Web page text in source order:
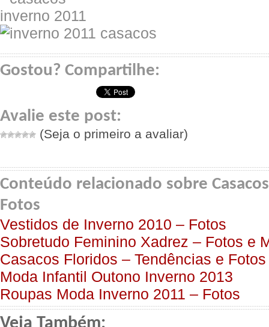
Gostou? Compartilhe:
Avalie este post:
(Seja o primeiro a avaliar)
Conteúdo relacionado sobre
Fotos
Vestidos de Inverno 2010 – Fotos
Sobretudo Feminino Xadrez – Fotos e
Casacos Floridos – Tendências e Fotos
Moda Infantil Outono Inverno 2013
Roupas Moda Inverno 2011 – Fotos